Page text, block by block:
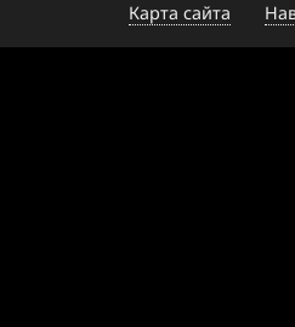
Карта сайта